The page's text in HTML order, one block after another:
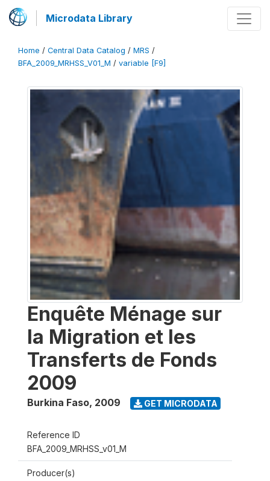
Microdata Library
Home / Central Data Catalog / MRS /
BFA_2009_MRHSS_V01_M / variable [F9]
Enquête Ménage sur
la Migration et les
Transferts de Fonds
2009
Burkina Faso, 2009 GET MICRODATA
Reference ID
BFA_2009_MRHSS_v01_M
Producer(s)